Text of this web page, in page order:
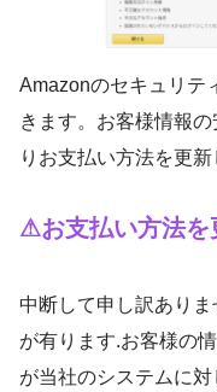
Amazonのセキュリテ
きます。お客様情報
りお支払い方法を更新
⚠お支払い方法を
中断して申し訳あり
が有ります.お客様の
が当社のシステムに